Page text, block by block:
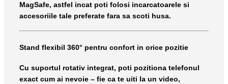
MagSafe, astfel incat poti folosi incarcatoarele si
accesoriile tale preferate fara sa scoti husa.
Stand flexibil 360° pentru confort in orice pozitie
Cu suportul rotativ integrat, poti pozitiona telefonul
exact cum ai nevoie – fie ca te uiti la un video,